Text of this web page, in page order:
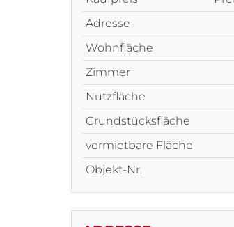
Adresse
Wohnfläche
Zimmer
Nutzfläche
Grundstücksfläche
vermietbare Fläche
Objekt-Nr.